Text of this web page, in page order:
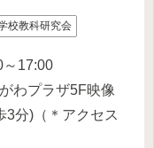
校教科研究会
～17:00
わプラザ5F映像
3分)（＊アクセス